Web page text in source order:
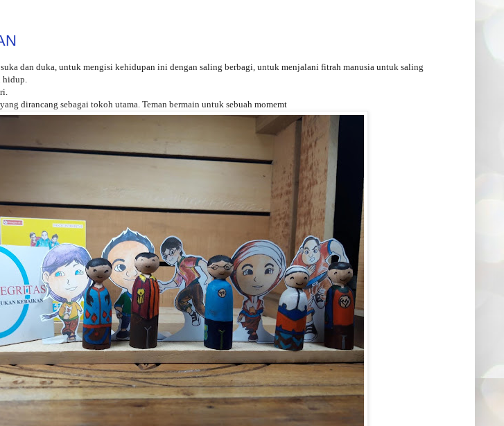
dan duka, untuk mengisi kehidupan ini dengan saling berbagi, untuk menjalani fitrah manusia untuk saling
hidup.
dirancang sebagai tokoh utama. Teman bermain untuk sebuah momemt